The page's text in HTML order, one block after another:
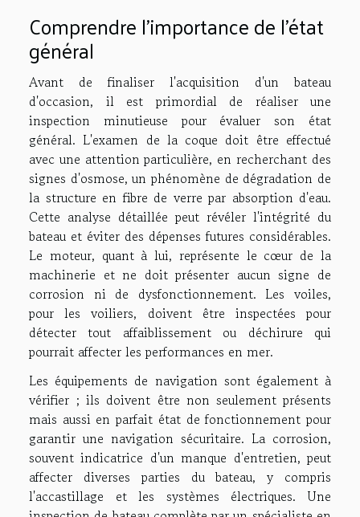
Comprendre l'importance de l'état
général
Avant de finaliser l'acquisition d'un bateau
d'occasion, il est primordial de réaliser une
inspection minutieuse pour évaluer son état
général. L'examen de la coque doit être effectué
avec une attention particulière, en recherchant des
signes d'osmose, un phénomène de dégradation de
la structure en fibre de verre par absorption d'eau.
Cette analyse détaillée peut révéler l'intégrité du
bateau et éviter des dépenses futures considérables.
Le moteur, quant à lui, représente le cœur de la
machinerie et ne doit présenter aucun signe de
corrosion ni de dysfonctionnement. Les voiles,
pour les voiliers, doivent être inspectées pour
détecter tout affaiblissement ou déchirure qui
pourrait affecter les performances en mer.
Les équipements de navigation sont également à
vérifier ; ils doivent être non seulement présents
mais aussi en parfait état de fonctionnement pour
garantir une navigation sécuritaire. La corrosion,
souvent indicatrice d'un manque d'entretien, peut
affecter diverses parties du bateau, y compris
l'accastillage et les systèmes électriques. Une